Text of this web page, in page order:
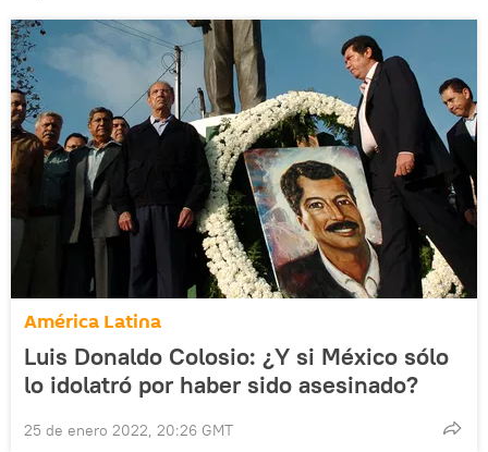
América Latina
Luis Donaldo Colosio: ¿Y si México sólo
lo idolatró por haber sido asesinado?
25 de enero 2022, 20:26 GMT